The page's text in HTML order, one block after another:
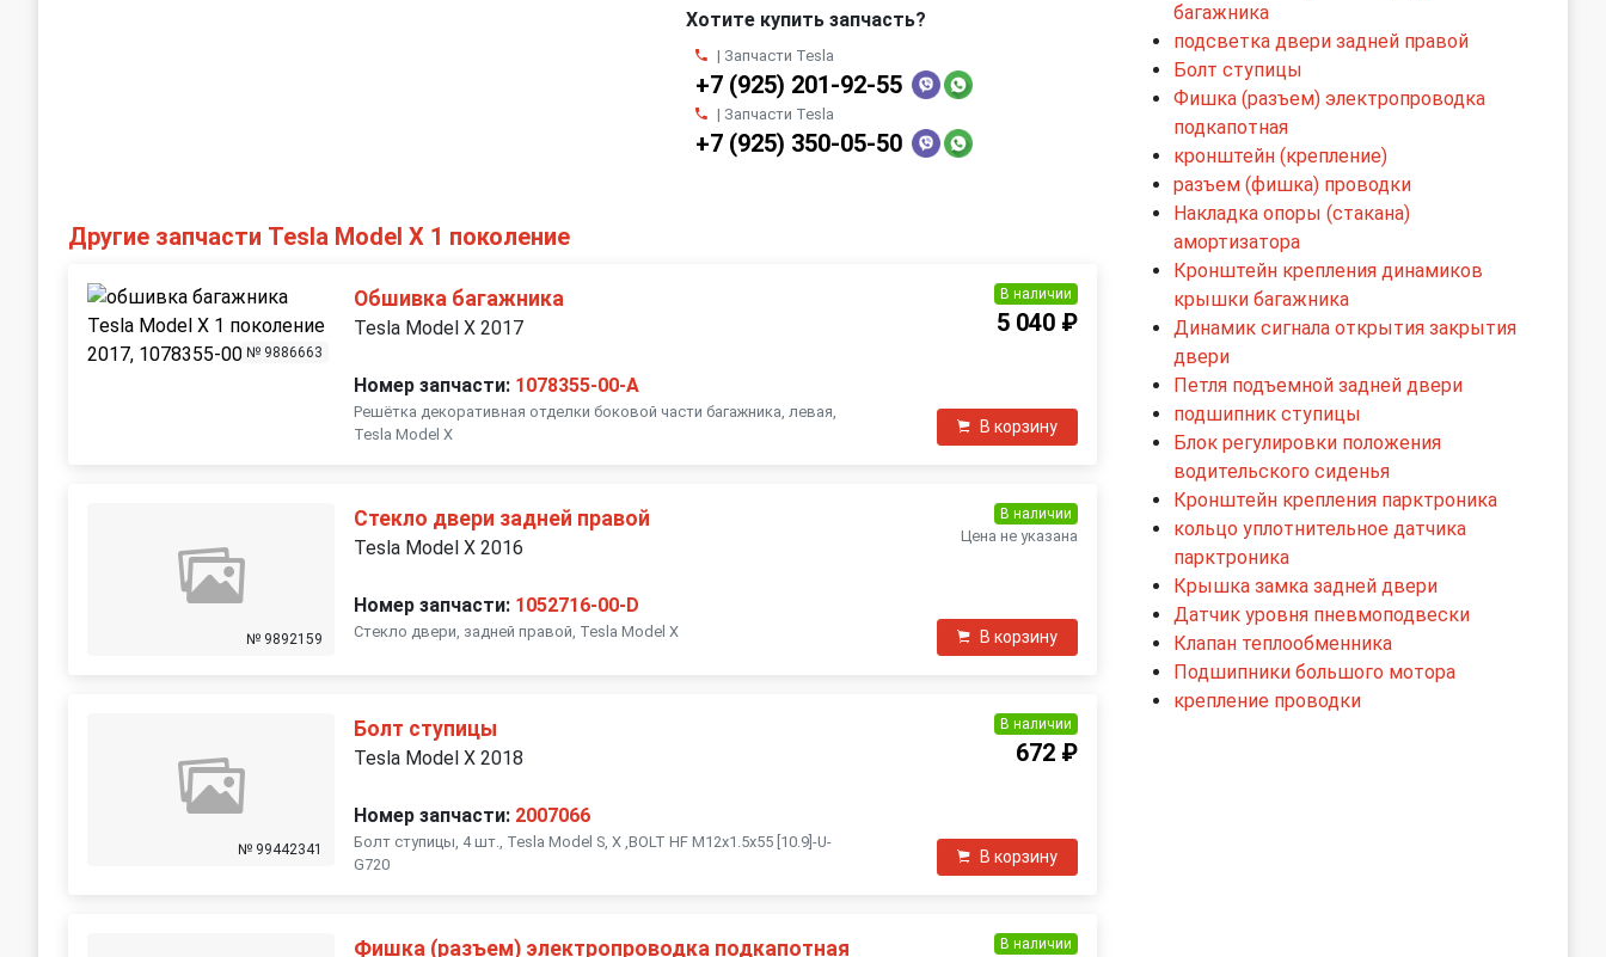
Хотите купить запчасть?
| Запчасти Tesla
+7 (925) 201-92-55
| Запчасти Tesla
+7 (925) 350-05-50
Другие запчасти Tesla Model X 1 поколение
№ 9886663
Обшивка багажника
Tesla Model X 2017
Номер запчасти: 1078355-00-A
Решётка декоративная отделки боковой части багажника, левая,
Tesla Model X
В наличии
5 040 ₽
В корзину
№ 9892159
Стекло двери задней правой
Tesla Model X 2016
Номер запчасти: 1052716-00-D
Стекло двери, задней правой, Tesla Model X
В наличии
Цена не указана
В корзину
№ 99442341
Болт ступицы
Tesla Model X 2018
Номер запчасти: 2007066
Болт ступицы, 4 шт., Tesla Model S, X ,BOLT HF M12x1.5x55 [10.9]-U-
G720
В наличии
672 ₽
В корзину
Фишка (разъем) электропроводка подкапотная В наличии
багажника
подсветка двери задней правой
Болт ступицы
Фишка (разъем) электропроводка
подкапотная
кронштейн (крепление)
разъем (фишка) проводки
Накладка опоры (стакана)
амортизатора
Кронштейн крепления динамиков
крышки багажника
Динамик сигнала открытия закрытия
двери
Петля подъемной задней двери
подшипник ступицы
Блок регулировки положения
водительского сиденья
Кронштейн крепления парктроника
кольцо уплотнительное датчика
парктроника
Крышка замка задней двери
Датчик уровня пневмоподвески
Клапан теплообменника
Подшипники большого мотора
крепление проводки